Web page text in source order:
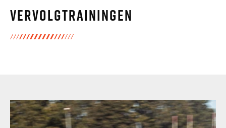
Vervolgtrainingen